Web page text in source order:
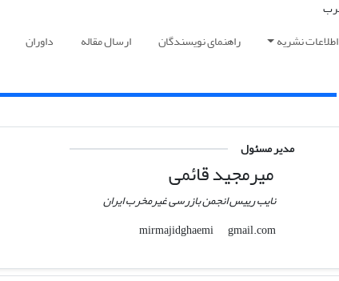
اطلاعات نشریه راهنمای نویسندگان ارسال مقاله داوران
مدیر مسئول
میرمجید قائمی
نایب رییس انجمن بازرسی غیرمخرب ایران
mirmajidghaemi
gmail.com